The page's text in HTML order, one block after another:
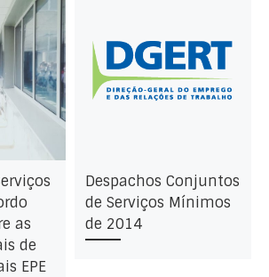
as
de
EPE
Despachos Conjuntos
de Serviços Mínimos
de 2014